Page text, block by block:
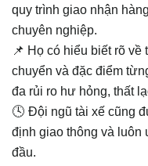
quy trình giao nhận
chuyên nghiệp.
📌 Họ có hiểu biết rõ
chuyển và đặc điểm
đa rủi ro hư hỏng, thất
🕓 Đội ngũ tài xế cũng
định giao thông và luôn
đầu.